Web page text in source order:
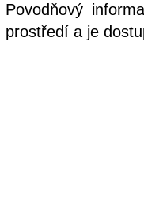
Povodňový
prostředí a je